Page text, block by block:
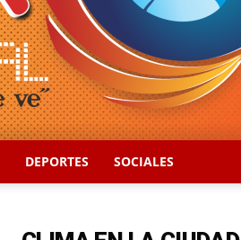
DEPORTES SOCIALES